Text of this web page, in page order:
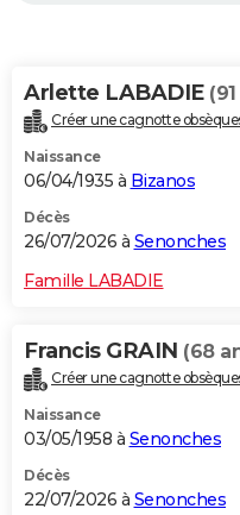
Alimentation
Guide de la santé
Maladies
Médicaments
Sommeil
VOYAGE
Destinations
City break
Voyage nature
Voyage de noces
Forum
Climat
+PHOTO
GUIDES D'ACHAT
Carte de Noël
Carte Bonne année
Carte Saint-Valentin
Carte Pâques
Carte d'anniversaire
DICTIONNAIRE
Dictionnaire
Biographies
Citations
Expressions
Proverbes
PROGRAMME TV
S'inscrire
Se connecter
Lycées
Collèges
Primaires
Universités
Entreprises
Service militaire
Avis de recherche
AVIS DE DÉCÈS
Arlette LABADIE
Créer une cagnotte
Naissance
06/04/1935 à Bizanos
Décès
26/07/2026 à Senonches
Famille LABADIE
Francis GRAIN (68
Créer une cagnotte
Naissance
03/05/1958 à Senonches
Décès
22/07/2026 à Senonches